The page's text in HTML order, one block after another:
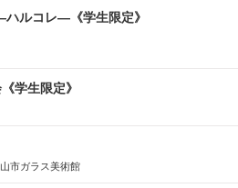
ルコレ―《学生限定》
学生限定》
市ガラス美術館